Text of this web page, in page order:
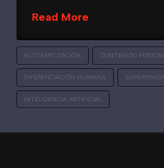
Read More
AUTOMATIZACIÓN CONTENIDO
DIFERENCIACIÓN HUMANA
INTELIGENCIA ARTIFICIAL